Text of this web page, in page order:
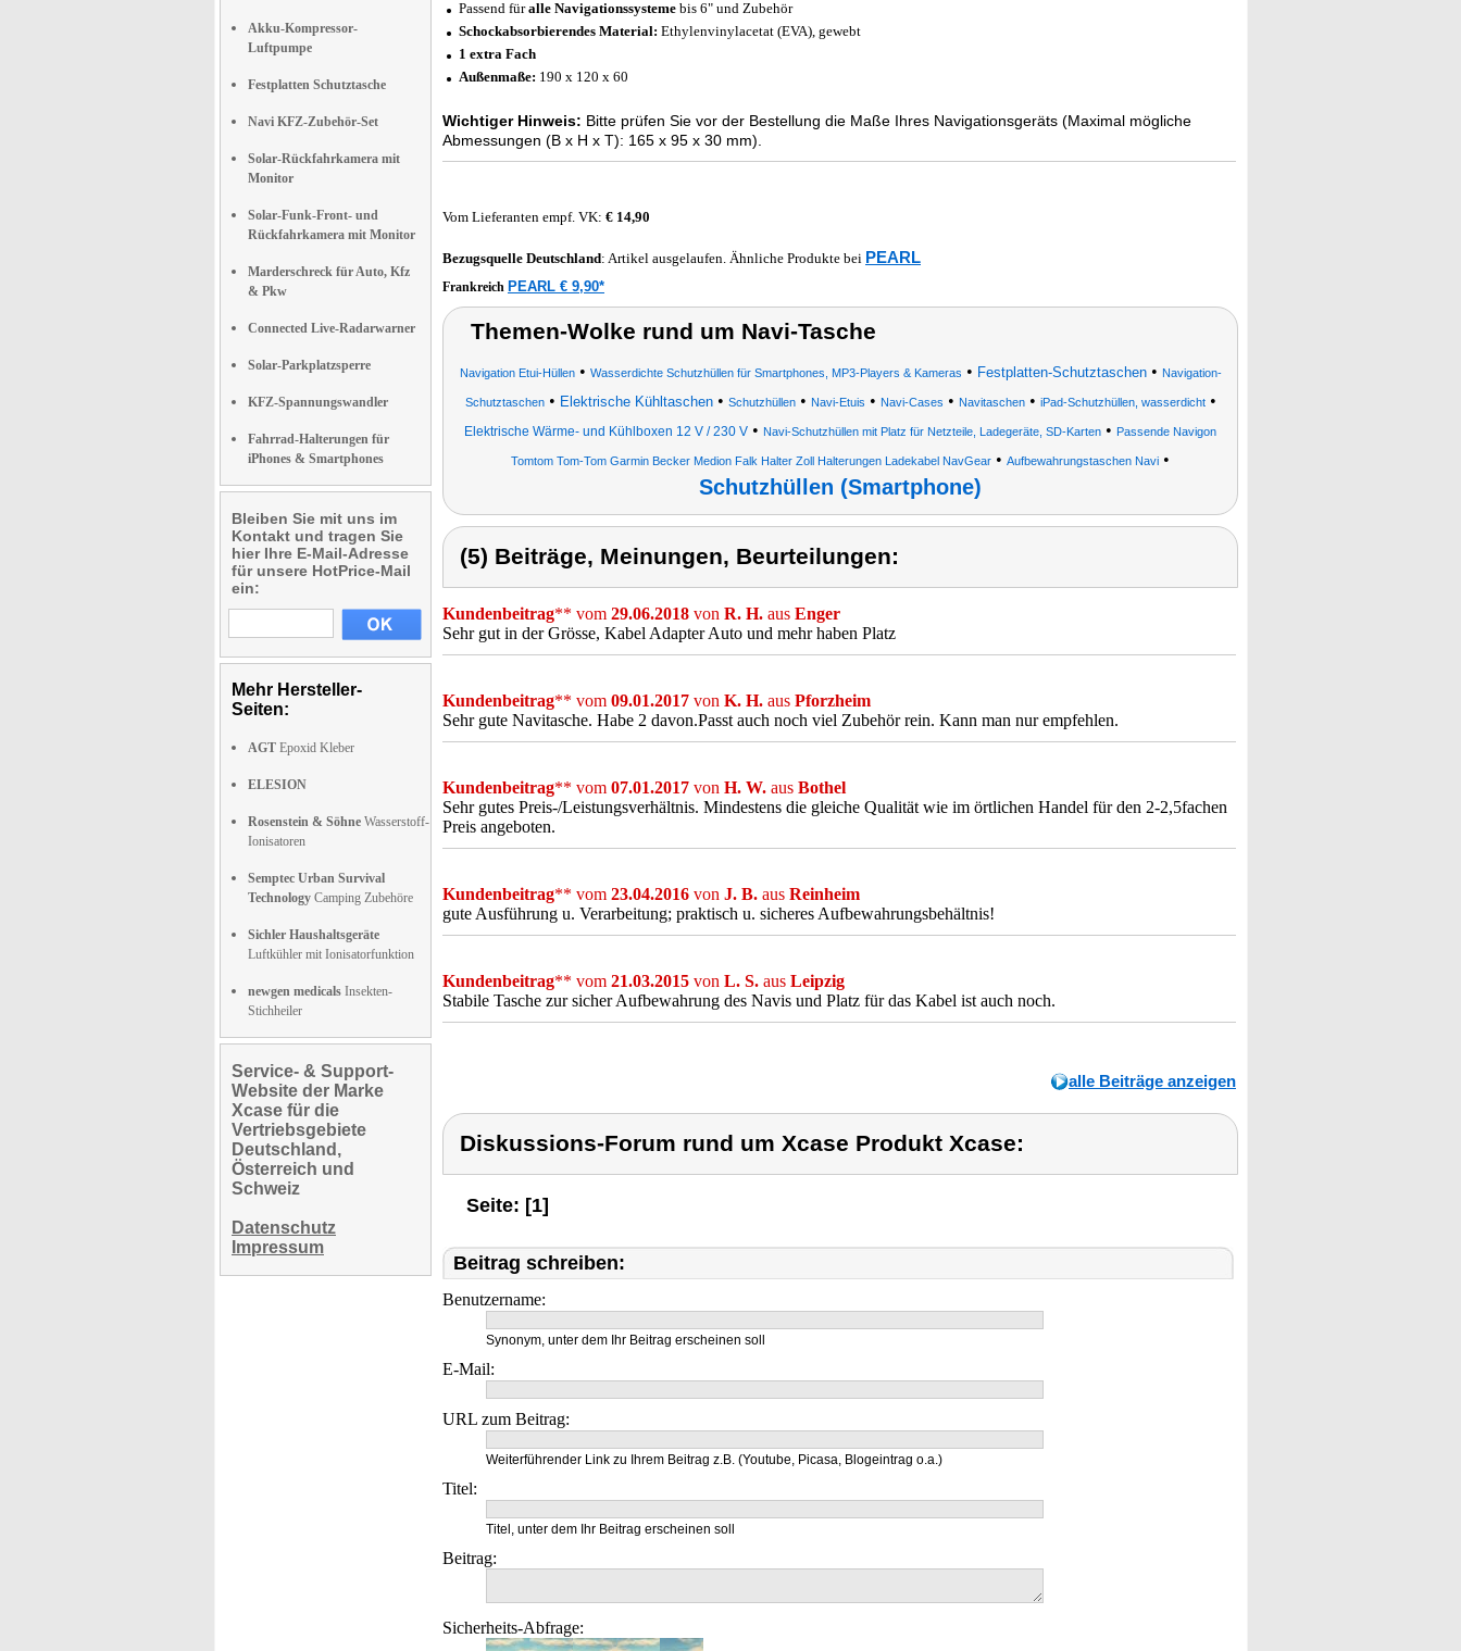
Akku-Kompressor-
Luftpumpe
Festplatten Schutztasche
Navi KFZ-Zubehör-Set
Solar-Rückfahrkamera mit
Monitor
Solar-Funk-Front- und
Rückfahrkamera mit Monitor
Marderschreck für Auto, Kfz
& Pkw
Connected Live-Radarwarner
Solar-Parkplatzsperre
KFZ-Spannungswandler
Fahrrad-Halterungen für
iPhones & Smartphones
Bleiben Sie mit uns im
Kontakt und tragen Sie
hier Ihre E-Mail-Adresse
für unsere HotPrice-Mail
ein:
Mehr Hersteller-
Seiten:
AGT Epoxid Kleber
ELESION
Rosenstein & Söhne Wasserstoff-
Ionisatoren
Semptec Urban Survival
Technology Camping Zubehöre
Sichler Haushaltsgeräte
Luftkühler mit Ionisatorfunktion
newgen medicals Insekten-
Stichheiler
Service- & Support-
Website der Marke
Xcase für die
Vertriebsgebiete
Deutschland,
Österreich und
Schweiz
Datenschutz
Impressum
Passend füralle Navigationssysteme bis 6" und Zubehör
Schockabsorbierendes Material: Ethylenvinylacetat (EVA), gewebt
1 extra Fach
Außenmaße: 190 x 120 x 60
Wichtiger Hinweis: Bitte prüfen Sie vor der Bestellung die Maße Ihres Navigationsgeräts (Maximal mögliche
Abmessungen (B x H x T): 165 x 95 x 30 mm).
Vom Lieferanten empf. VK: € 14,90
Bezugsquelle Deutschland: Artikel ausgelaufen. Ähnliche Produkte bei PEARL
Frankreich PEARL € 9,90*
Themen-Wolke rund um Navi-Tasche
Navigation Etui-Hüllen• Wasserdichte Schutzhüllen für Smartphones, MP3-Players & Kameras • Festplatten-Schutztaschen• Navigation-
Schutztaschen• Elektrische Kühltaschen• Schutzhüllen• Navi-Etuis • Navi-Cases • Navitaschen• iPad-Schutzhüllen, wasserdicht•
Elektrische Wärme- und Kühlboxen 12 V / 230 V • Navi-Schutzhüllen mit Platz für Netzteile, Ladegeräte, SD-Karten • Passende Navigon
Tomtom Tom-Tom Garmin Becker Medion Falk Halter Zoll Halterungen Ladekabel NavGear • Aufbewahrungstaschen Navi •
Schutzhüllen (Smartphone)
(5) Beiträge, Meinungen, Beurteilungen:
Kundenbeitrag** vom 29.06.2018 von R. H. aus Enger
Sehr gut in der Grösse, Kabel Adapter Auto und mehr haben Platz
Kundenbeitrag** vom 09.01.2017 von K. H. aus Pforzheim
Sehr gute Navitasche. Habe 2 davon.Passt auch noch viel Zubehör rein. Kann man nur empfehlen.
Kundenbeitrag** vom 07.01.2017 von H. W. aus Bothel
Sehr gutes Preis-/Leistungsverhältnis. Mindestens die gleiche Qualität wie im örtlichen Handel für den 2-2,5fachen
Preis angeboten.
Kundenbeitrag** vom 23.04.2016 von J. B. aus Reinheim
gute Ausführung u. Verarbeitung; praktisch u. sicheres Aufbewahrungsbehältnis!
Kundenbeitrag** vom 21.03.2015 von L. S. aus Leipzig
Stabile Tasche zur sicher Aufbewahrung des Navis und Platz für das Kabel ist auch noch.
alle Beiträge anzeigen
Diskussions-Forum rund um Xcase Produkt Xcase:
Seite: [1]
Beitrag schreiben:
Benutzername:
Synonym, unter dem Ihr Beitrag erscheinen soll
E-Mail:
URL zum Beitrag:
Weiterführender Link zu Ihrem Beitrag z.B. (Youtube, Picasa, Blogeintrag o.a.)
Titel:
Titel, unter dem Ihr Beitrag erscheinen soll
Beitrag:
Sicherheits-Abfrage: